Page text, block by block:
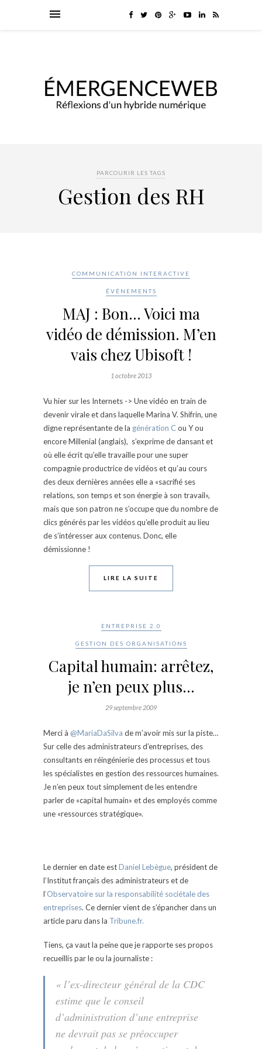
PARCOURIR LES TAGS
Gestion des RH
COMMUNICATION INTERACTIVE
ÉVÉNEMENTS
MAJ : Bon… Voici ma
vidéo de démission. M’en
vais chez Ubisoft !
1 octobre 2013
Vu hier sur les Internets -> Une vidéo en train de
devenir virale et dans laquelle Marina V. Shifrin, une
digne représentante de la génération Cou Y ou
encore Millenial (anglais), s’exprime de dansant et
où elle écrit qu’elle travaille pour une super
compagnie productrice de vidéos et qu’au cours
des deux dernières années elle a «sacrifié ses
relations, son temps et son énergie à son travail»,
mais que son patron ne s’occupe que du nombre de
clics générés par les vidéos qu’elle produit au lieu
de s’intéresser aux contenus. Donc, elle
démissionne !
LIRE LA SUITE
ENTREPRISE 2.0
GESTION DES ORGANISATIONS
Capital humain: arrêtez,
je n’en peux plus…
29 septembre 2009
Merci à @MariaDaSilva de m’avoir mis sur la piste…
Sur celle des administrateurs d’entreprises, des
consultants en réingénierie des processus et tous
les spécialistes en gestion des ressources humaines.
Je n’en peux tout simplement de les entendre
parler de «capital humain» et des employés comme
une «ressources stratégique».
Le dernier en date estDaniel Lebègue, président de
l’Institut français des administrateurs et de
l’Observatoire sur la responsabilité sociétale des
entreprises. Ce dernier vient de s’épancher dans un
article paru dans la Tribune.fr.
Tiens, ça vaut la peine que je rapporte ses propos
recueillis par le ou la journaliste :
« l’ex-directeur général de la CDC
estime que le conseil
d’administration d’une entreprise
ne devrait pas se préoccuper